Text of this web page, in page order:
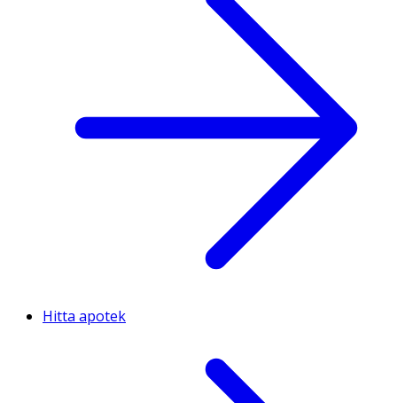
Hitta apotek